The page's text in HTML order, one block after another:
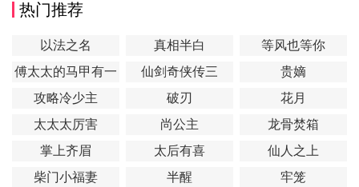
热门推荐
以法之名 真相半白
等风也等你
傅太太的马甲有一
点多
仙剑奇侠传三
贵嫡
攻略冷少主
破刃
花月
太太太厉害
尚公主
龙骨焚箱
掌上齐眉
太后有喜
仙人之上
柴门小福妻
半醒 牢笼